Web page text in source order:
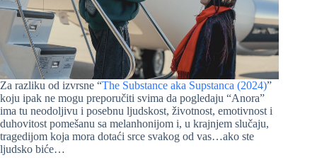
Za razliku od izvrsne “The Substance aka Supstanca (2024)”
koju ipak ne mogu preporučiti svima da pogledaju “Anora”
ima tu neodoljivu i posebnu ljudskost, životnost, emotivnost i
duhovitost pomešanu sa melanhonijom i, u krajnjem slučaju,
tragedijom koja mora dotaći srce svakog od vas…ako ste
ljudsko biće…